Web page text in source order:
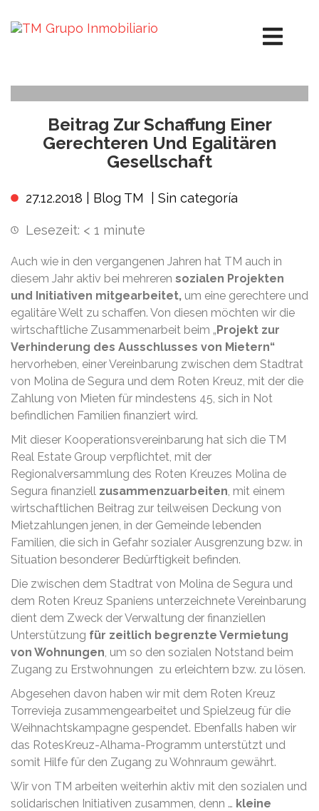
Beitrag Zur Schaffung Einer
Gerechteren Und Egalitären
Gesellschaft
27.12.2018 | Blog TM Sin categoría
Lesezeit: < 1 minute
Auch wie in den vergangenen Jahren hat TM auch in
diesem Jahr aktiv bei mehreren sozialen Projekten
und Initiativen mitgearbeitet, um eine gerechtere und
egalitäre Welt zu schaffen. Von diesen möchten wir die
wirtschaftliche Zusammenarbeit beim „Projekt zur
Verhinderung des Ausschlusses von Mietern“
hervorheben, einer Vereinbarung zwischen dem Stadtrat
von Molina de Segura und dem Roten Kreuz, mit der die
Zahlung von Mieten für mindestens 45, sich in Not
befindlichen Familien finanziert wird.
Mit dieser Kooperationsvereinbarung hat sich die TM
Real Estate Group verpflichtet, mit der
Regionalversammlung des Roten Kreuzes Molina de
Segura finanziell zusammenzuarbeiten, mit einem
wirtschaftlichen Beitrag zur teilweisen Deckung von
Mietzahlungen jenen, in der Gemeinde lebenden
Familien, die sich in Gefahr sozialer Ausgrenzung bzw. in
Situation besonderer Bedürftigkeit befinden.
Die zwischen dem Stadtrat von Molina de Segura und
dem Roten Kreuz Spaniens unterzeichnete Vereinbarung
dient dem Zweck der Verwaltung der finanziellen
Unterstützung für zeitlich begrenzte Vermietung
von Wohnungen, um so den sozialen Notstand beim
Zugang zu Erstwohnungen zu erleichtern bzw. zu lösen.
Abgesehen davon haben wir mit dem Roten Kreuz
Torrevieja zusammengearbeitet und Spielzeug für die
Weihnachtskampagne gespendet. Ebenfalls haben wir
das RotesKreuz-Alhama-Programm unterstützt und
somit Hilfe für den Zugang zu Wohnraum gewährt.
Wir von TM arbeiten weiterhin aktiv mit den sozialen und
solidarischen Initiativen zusammen, denn … kleine